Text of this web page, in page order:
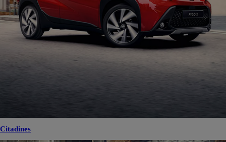
Citadines